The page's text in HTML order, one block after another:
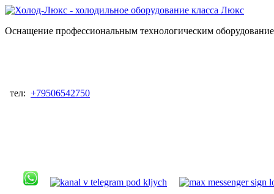
Оснащение профессиональным технологическим
тел: +79506542750